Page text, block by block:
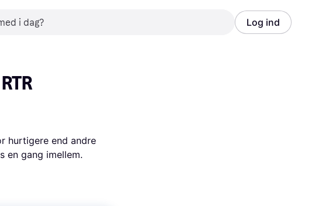
Log ind
hurtigere end andre
en gang imellem.